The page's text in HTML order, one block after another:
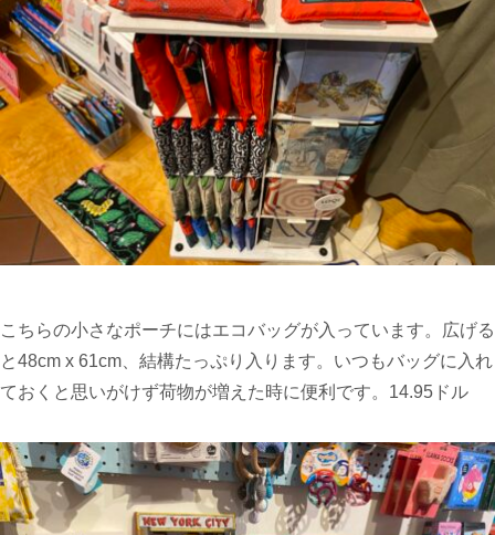
こちらの小さなポーチにはエコバッグが入っています。広げる
と48cm x 61cm、結構たっぷり入ります。いつもバッグに入れ
ておくと思いがけず荷物が増えた時に便利です。14.95ドル